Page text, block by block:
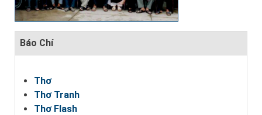
Báo Chí
Thơ
Thơ Tranh
Thơ Flash